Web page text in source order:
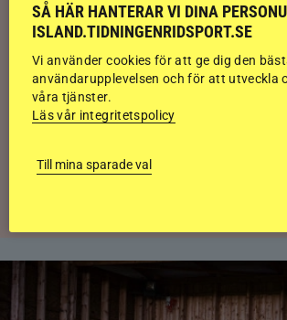
Kolla klippet: Gljátoppur-dotterns
historiska bedömning
islandshäst
SÅ HÄR HANTERAR VI DINA
ISLAND.TIDNINGENRIDSPORT.SE
Vi använder cookies för att ge dig den
användarupplevelsen och för att utveckla
våra tjänster.
Läs vår integritetspolicy
Till mina sparade val